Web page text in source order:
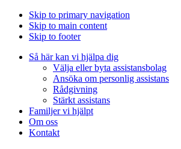
Skip to primary navigation
Skip to main content
Skip to footer
Så här kan vi hjälpa dig
Välja eller byta assistansbolag
Ansöka om personlig assistans
Rådgivning
Stärkt assistans
Familjer vi hjälpt
Om oss
Kontakt